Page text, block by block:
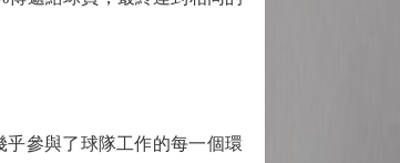
參與了球隊工作的每一個環